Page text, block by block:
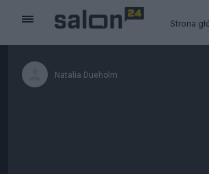
Strona
Natalia Dueholm